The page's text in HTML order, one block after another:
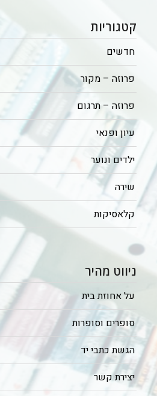
קטגוריות
חדשים
פרוזה – מקור
פרוזה – תרגום
עיון ופנאי
ילדים ונוער
שירה
קלאסיקות
ניווט מהיר
על אחוזת בית
סופרים וסופרות
הגשת כתבי יד
יצירת קשר